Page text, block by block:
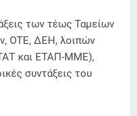
των τέως Ταμείων
ΟΤΕ, ΔΕΗ, λοιπών
και ΕΤΑΠ-ΜΜΕ),
συντάξεις του